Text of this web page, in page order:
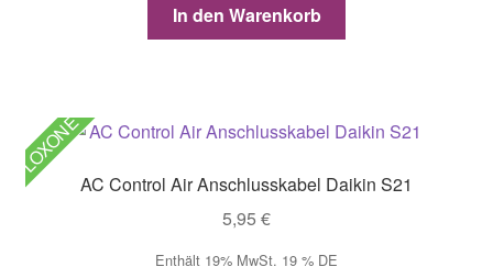
In den Warenkorb
LOXONE
AC Control Air Anschlusskabel Daikin S21
5,95 €
Enthält 19% MwSt. 19 % DE